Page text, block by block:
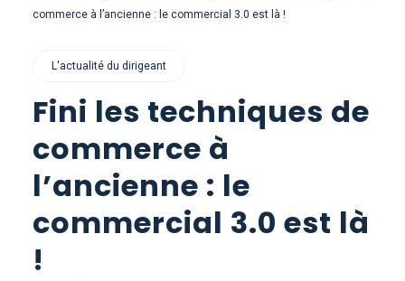
commerce à l’ancienne : le commercial 3.0 est là !
L'actualité du dirigeant
Fini les techniques de
commerce à
l’ancienne : le
commercial 3.0 est là
!